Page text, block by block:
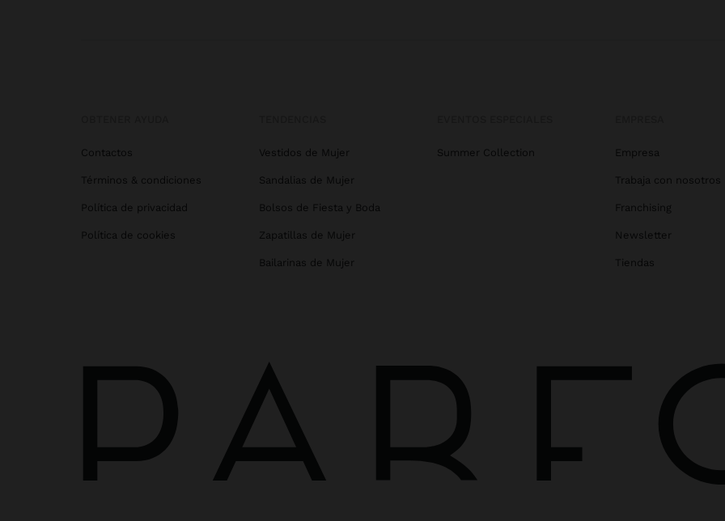
Contactos
Términos & condiciones
Política de privacidad
Política de cookies
Vestidos de Mujer
Sandalias de Mujer
Bolsos de Fiesta y Boda
Zapatillas de Mujer
Bailarinas de Mujer
Summer Collection Empresa
Trabaja con nosotros
Franchising
Newsletter
Tiendas